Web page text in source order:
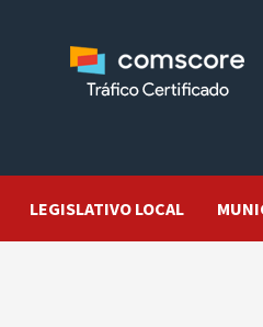
LEGISLATIVO LOCAL